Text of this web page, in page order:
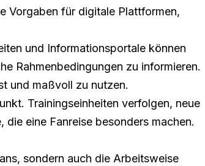
Vorgaben für digitale Plattformen,
und Informationsportale können
Rahmenbedingungen zu informieren.
und maßvoll zu nutzen.
Trainingseinheiten verfolgen, neue
eine Fanreise besonders machen.
sondern auch die Arbeitsweise